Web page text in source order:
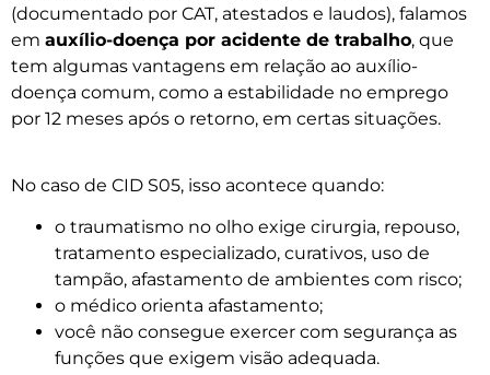
(documentado por CAT, atestados e laudos), falamos
em auxílio-doença por acidente de trabalho, que
tem algumas vantagens em relação ao auxílio-
doença comum, como a estabilidade no emprego
por 12 meses após o retorno, em certas situações.
No caso de CID S05, isso acontece quando:
o traumatismo no olho exige cirurgia, repouso,
tratamento especializado, curativos, uso de
tampão, afastamento de ambientes com risco;
o médico orienta afastamento;
você não consegue exercer com segurança as
funções que exigem visão adequada.